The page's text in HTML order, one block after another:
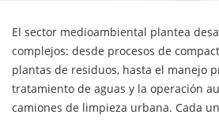
El sector medioambiental plantea
complejos: desde procesos de
plantas de residuos, hasta el manejo
tratamiento de aguas y la operación
camiones de limpieza urbana. Cada